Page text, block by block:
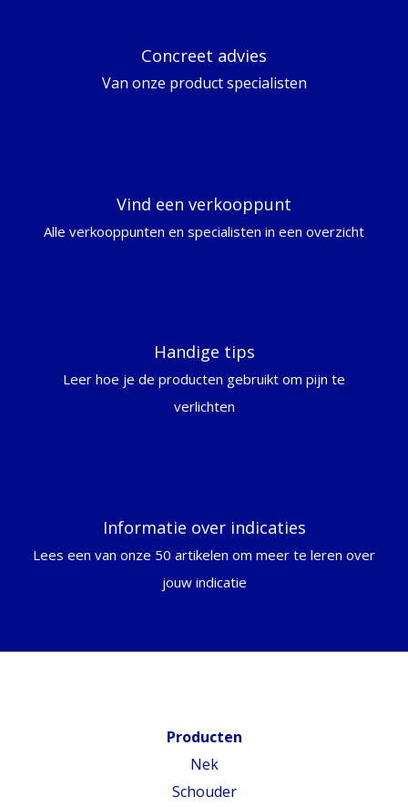
Concreet advies
Van onze product specialisten
Vind een verkooppunt
Alle verkooppunten en specialisten in een overzicht
Handige tips
Leer hoe je de producten gebruikt om pijn te
verlichten
Informatie over indicaties
Lees een van onze 50 artikelen om meer te leren over
jouw indicatie
Producten
Nek
Schouder